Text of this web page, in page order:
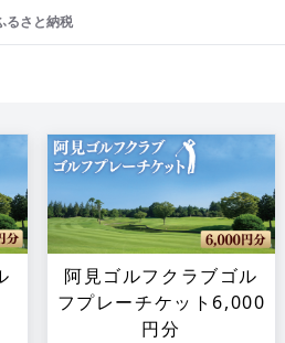
るさと納税
阿見ゴルフクラブゴル
フプレーチケット6,000
円分